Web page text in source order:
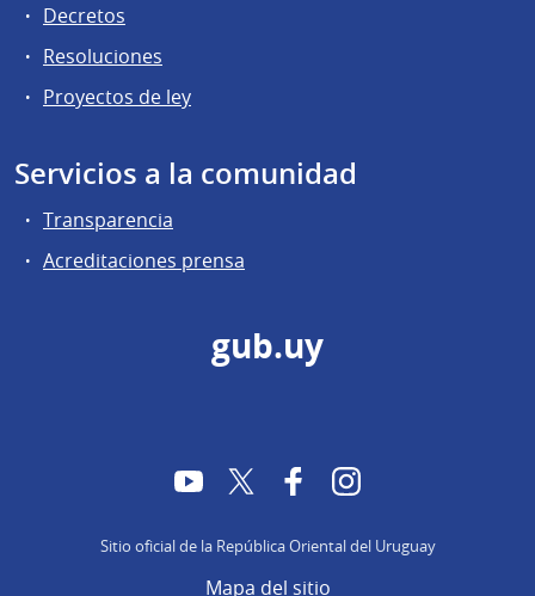
Decretos
Resoluciones
Proyectos de ley
Servicios a la comunidad
Transparencia
Acreditaciones prensa
gub.uy
YouTubeTwitter FacebookInstagram
Sitio oficial de la República Oriental del Uruguay
Mapa del sitio